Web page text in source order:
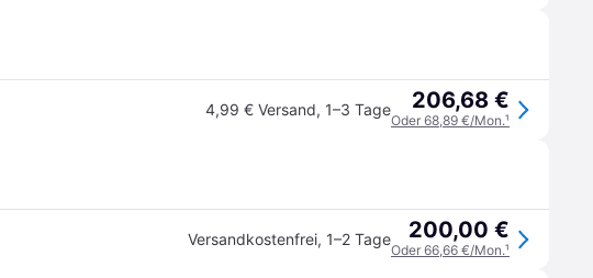
4,99 € Versand, 1–3 Tage 206,68 €
Oder 68,89 €/Mon.¹
Versandkostenfrei, 1–2 Tage 200,00 €
Oder 66,66 €/Mon.¹